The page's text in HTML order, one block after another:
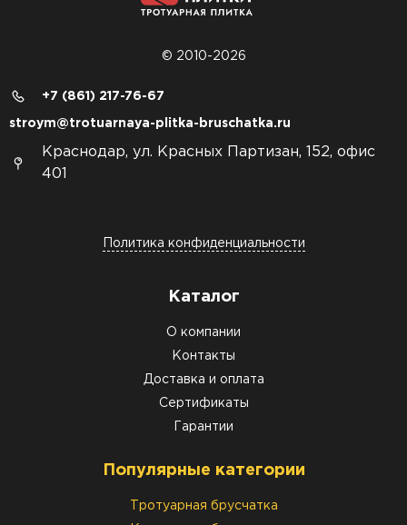
© 2010-2026
+7 (861) 217-76-67
stroym@trotuarnaya-plitka-bruschatka.ru
Краснодар, ул. Красных Партизан, 152, офис
401
Политика конфиденциальности
Каталог
О компании
Контакты
Доставка и оплата
Сертификаты
Гарантии
Популярные категории
Тротуарная брусчатка